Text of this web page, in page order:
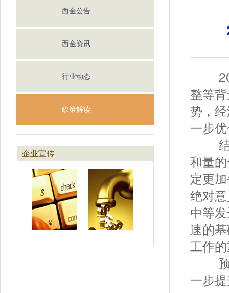
西金公告
西金资讯
行业动态
政策解读
企业宣传
整等
势，
一步
结合
和量
定更
绝对
中等
速的
工作
预计
一步